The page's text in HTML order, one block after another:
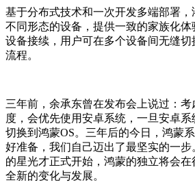
基于分布式技术和一次开发多端部署
不同形态的设备，提供一致的家族化
设备接续，用户可在多个设备间无缝
流程。
三年前，余承东曾在发布会上说过：
度，会优先使用安卓系统，一旦安卓
切换到鸿蒙OS。三年后的今日，鸿蒙
好准备，我们自己迈出了最坚实的一步
的星光才正式开始，鸿蒙的独立将会
全新的变化与发展。